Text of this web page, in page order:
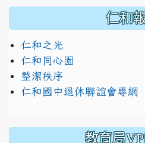
仁和
仁和之光
仁和同心園
整潔秩序
仁和國中退休聯誼會專網
教育局